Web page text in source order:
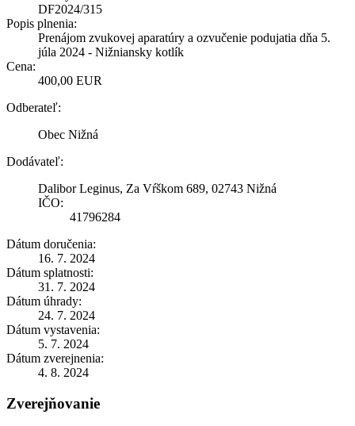
DF2024/315
Popis plnenia:
Prenájom zvukovej aparatúry a ozvučenie podujatia dňa 5.
júla 2024 - Nižniansky kotlík
Cena:
400,00 EUR
Odberateľ:
Obec Nižná
Dodávateľ:
Dalibor Leginus, Za Vŕškom 689, 02743 Nižná
IČO:
41796284
Dátum doručenia:
16. 7. 2024
Dátum splatnosti:
31. 7. 2024
Dátum úhrady:
24. 7. 2024
Dátum vystavenia:
5. 7. 2024
Dátum zverejnenia:
4. 8. 2024
Zverejňovanie